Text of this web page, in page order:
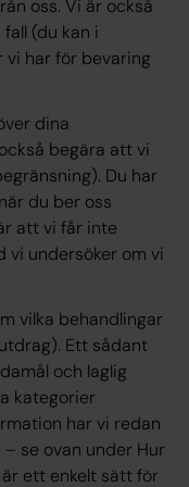
oss. Vi är också
(du kan i
har för bevaring
dina
begära att vi
Du har
du ber oss
att vi får inte
undersöker om vi
vilka behandlingar
Ett sådant
och laglig
kategorier
har vi redan
se ovan under Hur
ett enkelt sätt för